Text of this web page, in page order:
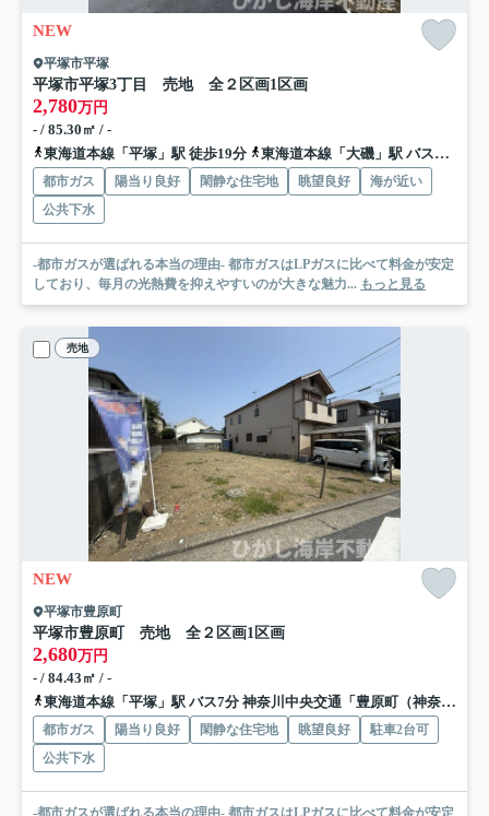
NEW
平塚市平塚
平塚市平塚3丁目 売地 全２区画1区画
2,780万円
- / 85.30㎡ / -
東海道本線「平塚」駅 徒歩19分
東海道本線「大磯」駅 バス11分 神奈川中央交通「古花水」 停歩4分
都市ガス 陽当り良好 閑静な住宅地 眺望良好
海が近い
公共下水
-都市ガスが選ばれる本当の理由- 都市ガスはLPガスに比べて料金が安定
しており、毎月の光熱費を抑えやすいのが大きな魅力... もっと見る
売地
NEW
平塚市豊原町
平塚市豊原町 売地 全２区画1区画
2,680万円
- / 84.43㎡ / -
東海道本線「平塚」駅 バス7分 神奈川中央交通「豊原町（神奈川県）」 停歩1分
都市ガス 陽当り良好 閑静な住宅地 眺望良好
駐車2台可
公共下水
-都市ガスが選ばれる本当の理由- 都市ガスはLPガスに比べて料金が安定